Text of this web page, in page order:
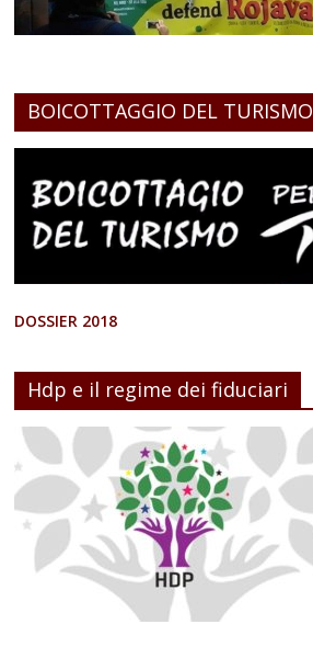
BOICOTTAGGIO DEL TURISMO
DOSSIER 2018
Hdp e il regime dei fiduciari